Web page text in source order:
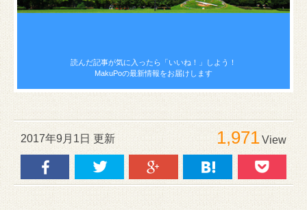
読んだ記事が気に入ったら 「いいね！」しよう！
MakuPoの最新情報をお届けします
2017年9月1日 更新 1,971View